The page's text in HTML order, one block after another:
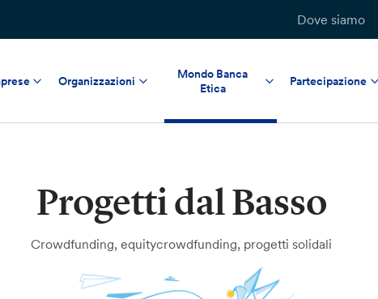
Dove siamo
Organizzazioni
Mondo Banca
Etica
Partecipazione
Progetti dal Basso
Crowdfunding, equitycrowdfunding, progetti solidali